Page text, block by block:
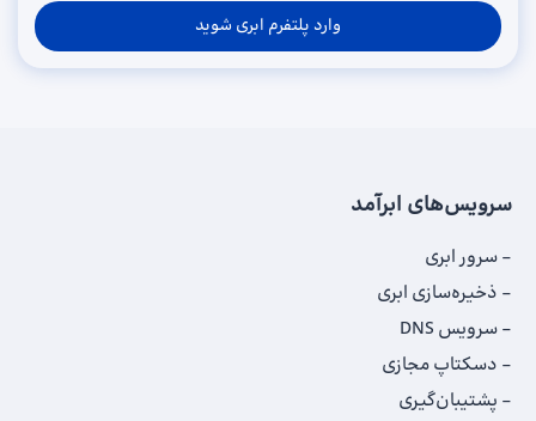
وارد پلتفرم ابری شوید
سرویس‌های ابرآمد
سرور ابری
ذخیره‌سازی ابری
سرویس DNS
دسکتاپ مجازی
پشتیبان‌گیری